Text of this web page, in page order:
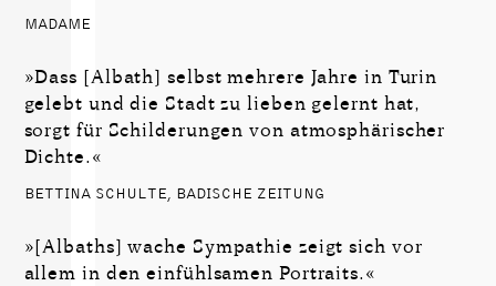
MADAME
»Dass [Albath] selbst mehrere Jahre in Turin
gelebt und die Stadt zu lieben gelernt hat,
sorgt für Schilderungen von atmosphärischer
Dichte.«
BETTINA SCHULTE, BADISCHE ZEITUNG
»[Albaths] wache Sympathie zeigt sich vor
allem in den einfühlsamen Portraits.«